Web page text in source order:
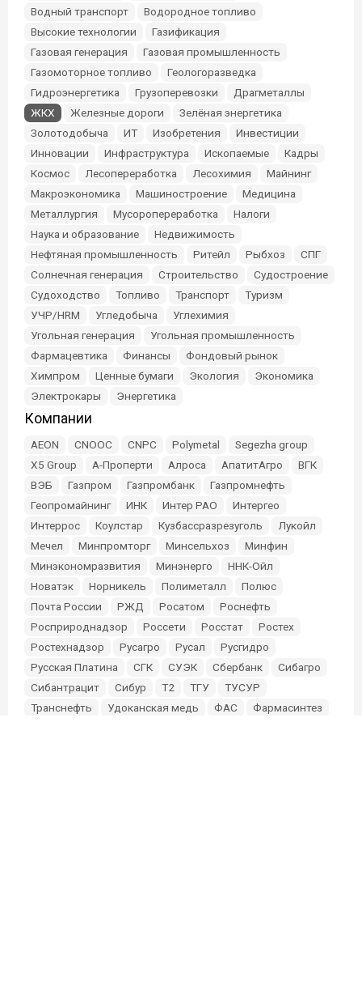
Водный транспорт
Водородное топливо
Высокие технологии
Газификация
Газовая генерация
Газовая промышленность
Газомоторное топливо
Геологоразведка
Гидроэнергетика
Грузоперевозки
Драгметаллы
ЖКХ
Железные дороги
Зелёная энергетика
Золотодобыча
ИТ Изобретения
Инвестиции
Инновации
Инфраструктура Ископаемые
Кадры
Космос
Лесопереработка Лесохимия
Майнинг
Макроэкономика
Машиностроение
Медицина
Металлургия
Мусоропереработка
Налоги
Наука и образование
Недвижимость
Нефтяная промышленность
Ритейл Рыбхоз
СПГ
Солнечная генерация
Строительство
Судостроение
Судоходство
Топливо Транспорт
Туризм
УЧР/HRM
Угледобыча
Углехимия
Угольная генерация
Угольная промышленность
Фармацевтика
Финансы
Фондовый рынок
Химпром
Ценные бумаги Экология
Экономика
Электрокары
Энергетика
Компании
AEON CNOOC CNPC Polymetal
Segezha group
X5 Group
А-Проперти Алроса АпатитАгро
ВГК
ВЭБ
Газпром Газпромбанк
Газпромнефть
Геопромайнинг
ИНК Интер РАО
Интергео
Интеррос
Коулстар Кузбассразрезуголь
Лукойл
Мечел
Минпромторг Минсельхоз
Минфин
Минэкономразвития
Минэнерго
ННК-Ойл
Новатэк
Норникель Полиметалл
Полюс
Почта России
РЖД Росатом
Роснефть
Росприроднадзор
Россети Росстат
Ростех
Ростехнадзор
Русагро Русал
Русгидро
Русская Платина
СГК СУЭК Сбербанк
Сибагро
Сибантрацит
Сибур Т2 ТГУ
ТУСУР
Транснефть
Удоканская медь ФАС
Фармасинтез